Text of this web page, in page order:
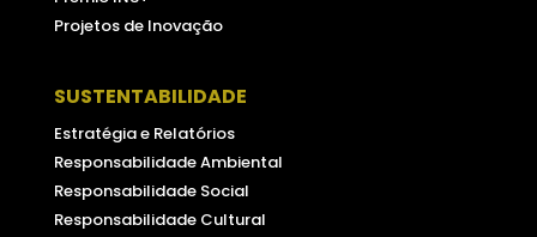
Projetos de Inovação
SUSTENTABILIDADE
Estratégia e Relatórios
Responsabilidade Ambiental
Responsabilidade Social
Responsabilidade Cultural